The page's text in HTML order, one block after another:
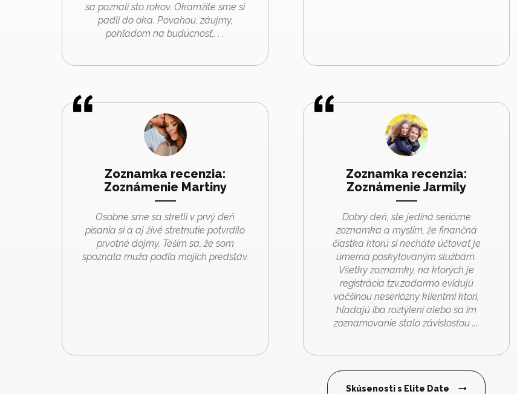
sa poznali sto rokov. Okamžite sme si
padli do oka. Povahou, záujmy,
pohľadom na budúcnosť,. . .
Zoznamka recenzia:
Zoznámenie Martiny
Osobne sme sa stretli v prvý deň
písania si a aj živé stretnutie potvrdilo
prvotné dojmy. Teším sa, že som
spoznala muža podľa mojich predstáv.
Zoznamka recenzia:
Zoznámenie Jarmily
Dobrý deň, ste jediná seriózne
zoznamka a myslím, že finančná
čiastka ktorú si necháte účtovať je
úmerná poskytovaným službám.
Všetky zoznamky, na ktorých je
registrácia tzv.zadarmo evidujú
väčšinou neseriózny klientmi ktorí,
hľadajú iba roztýlení alebo sa im
zoznamovanie stalo závislosťou ....
Skúsenosti s Elite Date